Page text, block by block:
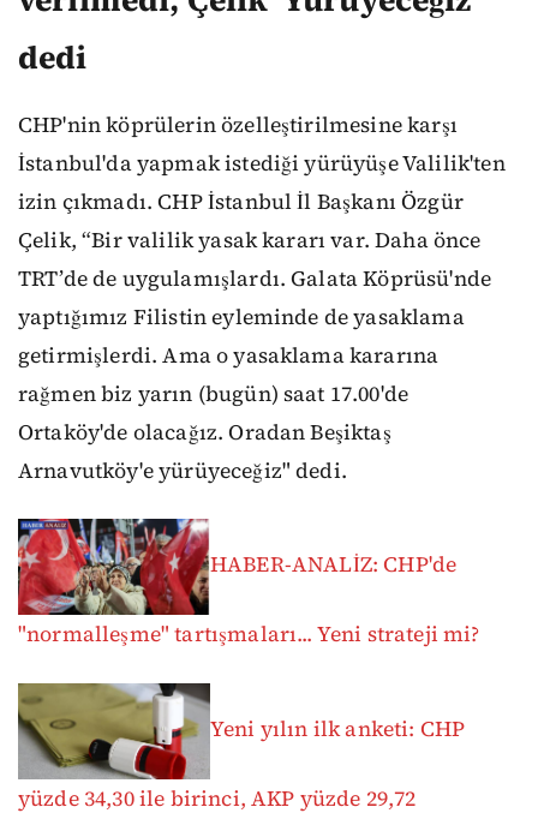
dedi
CHP'nin köprülerin özelleştirilmesine karşı
İstanbul'da yapmak istediği yürüyüşe Valilik'ten
izin çıkmadı. CHP İstanbul İl Başkanı Özgür
Çelik, “Bir valilik yasak kararı var. Daha önce
TRT’de de uygulamışlardı. Galata Köprüsü'nde
yaptığımız Filistin eyleminde de yasaklama
getirmişlerdi. Ama o yasaklama kararına
rağmen biz yarın (bugün) saat 17.00'de
Ortaköy'de olacağız. Oradan Beşiktaş
Arnavutköy'e yürüyeceğiz" dedi.
HABER-ANALİZ: CHP'de
"normalleşme" tartışmaları... Yeni strateji mi?
Yeni yılın ilk anketi: CHP
yüzde 34,30 ile birinci, AKP yüzde 29,72